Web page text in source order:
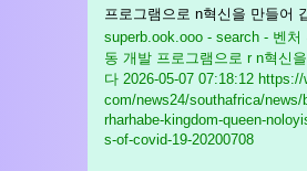
프로그램으로 n혁신을 만들어
superb.ook.ooo - search - 벤처
동 개발 프로그램으로 r n혁신
다 2026-05-07 07:18:12 https://
com/news24/southafrica/news/
rharhabe-kingdom-queen-
s-of-covid-19-20200708